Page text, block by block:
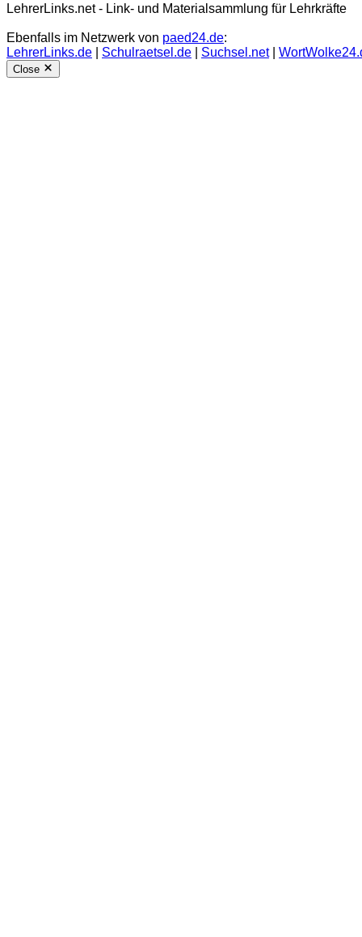
LehrerLinks.net - Link- und Materialsammlung für Lehrkräfte
Ebenfalls im Netzwerk von paed24.de:
LehrerLinks.de
Schulraetsel.de Suchsel.net|
Close